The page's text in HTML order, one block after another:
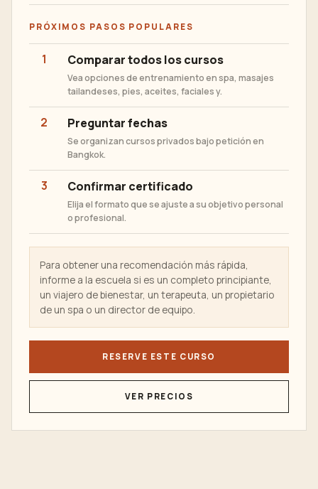
PRÓXIMOS PASOS POPULARES
1 Comparar todos los cursos
Vea opciones de entrenamiento en spa, masajes
tailandeses, pies, aceites, faciales y.
2 Preguntar fechas
Se organizan cursos privados bajo petición en
Bangkok.
3 Confirmar certificado
Elija el formato que se ajuste a su objetivo personal
o profesional.
Para obtener una recomendación más rápida,
informe a la escuela si es un completo principiante,
un viajero de bienestar, un terapeuta, un propietario
de un spa o un director de equipo.
RESERVE ESTE CURSO
VER PRECIOS